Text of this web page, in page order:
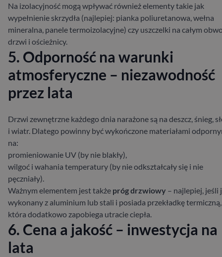
Na izolacyjność mogą wpływać również elementy takie jak
wypełnienie skrzydła (najlepiej: pianka poliuretanowa, wełna
mineralna, panele termoizolacyjne) czy uszczelki na całym
drzwi i ościeżnicy.
5. Odporność na warunki
atmosferyczne – niezawodność
przez lata
Drzwi zewnętrzne każdego dnia narażone są na deszcz, śnieg,
i wiatr. Dlatego powinny być wykończone materiałami
na:
promieniowanie UV (by nie blakły),
wilgoć i wahania temperatury (by nie odkształcały się i nie
pęczniały).
Ważnym elementem jest także próg drzwiowy – najlepiej, jeśli
wykonany z aluminium lub stali i posiada przekładkę termiczną,
która dodatkowo zapobiega utracie ciepła.
6. Cena a jakość – inwestycja na
lata